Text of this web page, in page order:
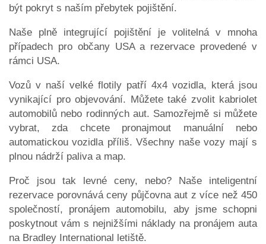
být pokryt s naším přebytek pojištění.
Naše plně integrující pojištění je volitelná v mnoha
případech pro občany USA a rezervace provedené v
rámci USA.
Vozů v naší velké flotily patří 4x4 vozidla, která jsou
vynikající pro objevování. Můžete také zvolit kabriolet
automobilů nebo rodinných aut. Samozřejmě si můžete
vybrat, zda chcete pronajmout manuální nebo
automatickou vozidla příliš. Všechny naše vozy mají s
plnou nádrží paliva a map.
Proč jsou tak levné ceny, nebo? Naše inteligentní
rezervace porovnává ceny půjčovna aut z více než 450
společností, pronájem automobilu, aby jsme schopni
poskytnout vám s nejnižšími náklady na pronájem auta
na Bradley International letiště.